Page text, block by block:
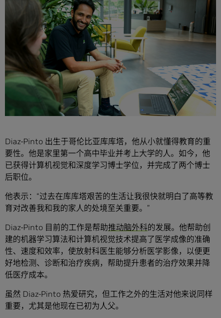
Diaz-Pinto 出生于哥伦比亚库库塔，他从小就懂得教育的重
要性。他是家里第一个高中毕业并考上大学的人。如今，他
已获得计算机视觉和深度学习博士学位，并完成了两个博士
后职位。
他表示：“过去在库库塔艰苦的生活让我很快就明白了高等教
育对改善我和我的家人的处境至关重要。”
Diaz-Pinto 目前的工作是帮助推动脑外科的发展。他帮助创
建的机器学习算法和计算机视觉技术提高了医学成像的准确
性、速度和效率，使放射科医生能够分析医学影像，以便更
好地检测、诊断和治疗疾病，帮助提升患者的治疗效果并降
低医疗成本。
虽然 Diaz-Pinto 热爱研究，但工作之外的生活对他来说同样
重要，尤其是他现在已初为人父。